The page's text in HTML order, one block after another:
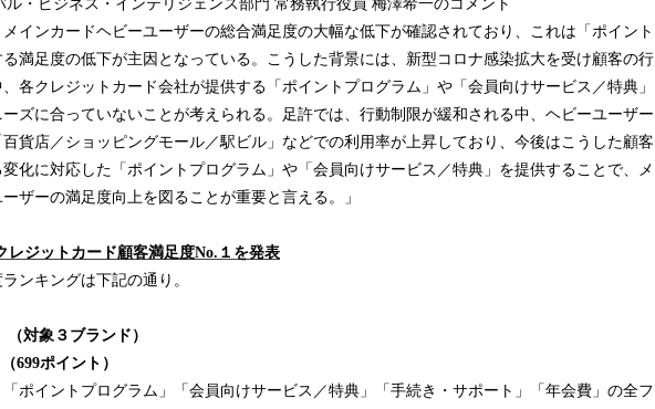
ル・ビジネス・インテリジェンス部門 常務執行役員 梅澤希一のコメント
メインカードヘビーユーザーの総合満足度の大幅な低下が確認されており、これは「ポイント
満足度の低下が主因となっている。こうした背景には、新型コロナ感染拡大を受け顧客の行
各クレジットカード会社が提供する「ポイントプログラム」や「会員向けサービス／特典」
ズに合っていないことが考えられる。足許では、行動制限が緩和される中、ヘビーユーザー
貨店／ショッピングモール／駅ビル」などでの利用率が上昇しており、今後はこうした顧客
化に対応した「ポイントプログラム」や「会員向けサービス／特典」を提供することで、メ
ザーの満足度向上を図ることが重要と言える。」
レジットカード顧客満足度No. １ を発表
ンキングは下記の通り。
（対象 ３ ブランド）
（699ポイント）
「ポイントプログラム」「会員向けサービス／特典」「手続き・サポート」「年会費」の全フ